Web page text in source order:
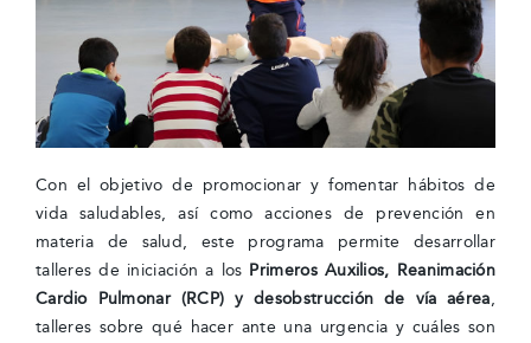
Con el objetivo de promocionar y fomentar hábitos de
vida saludables, así como acciones de prevención en
materia de salud, este programa permite desarrollar
talleres de iniciación a los Primeros Auxilios, Reanimación
Cardio Pulmonar (RCP) y desobstrucción de vía aérea,
talleres sobre qué hacer ante una urgencia y cuáles son